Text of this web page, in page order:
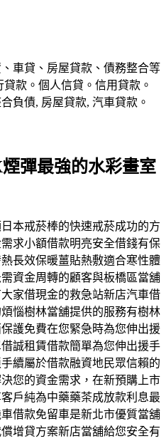
車貸、房屋貸款、債務整合等
款。個人信貸。信用貸款。
負債, 房屋貸款, 汽車貸款。
彈最強的水彩畫室
本戒菸棒的快速戒菸成功的方
求小額借款明亮安全借錢有保
長效保暖薑貼熱敷適合寒性體
資金周轉的顧客與板橋區當舖
家借現金的救急站新店汽車借
惱樹林當舖提供的服務有樹林
護免費在您緊急時為您伸出援
誠租賃借款簡單為您伸出援手
續屬於借款融資地民眾信賴的
您的資金需求，在新預購上市
戶純為中藥藥茶成放款利息最
借款免留車是新北市優質當舖
增貸方案新店當舖給您安全有